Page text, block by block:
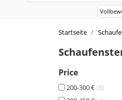
Startseite
Price
200-300 € 8